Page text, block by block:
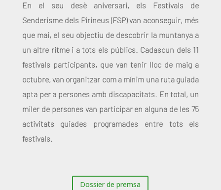
En el seu desè aniversari, els Festivals de
Senderisme dels Pirineus (FSP) van aconseguir, més
que mai, el seu objectiu de descobrir la muntanya a
un altre ritme i a tots els públics. Cadascun dels 11
festivals participants, que van tenir lloc de maig a
octubre, van organitzar com a mínim una ruta guiada
apta per a persones amb discapacitats. En total, un
miler de persones van participar en alguna de les 75
activitats guiades programades entre tots els
festivals.
Dossier de premsa